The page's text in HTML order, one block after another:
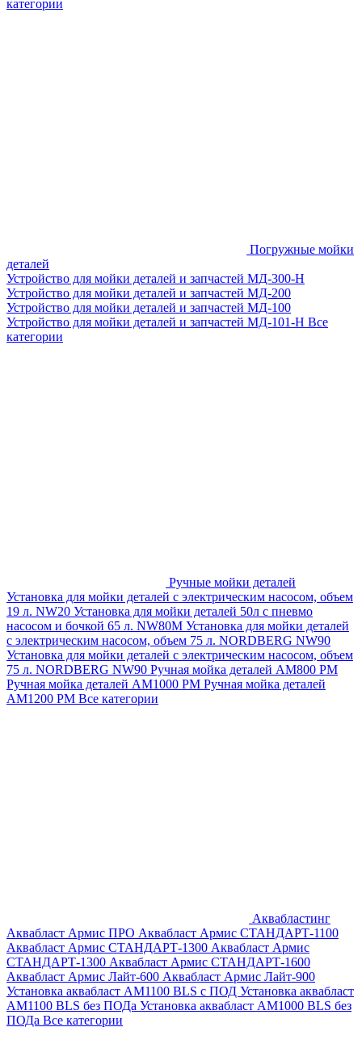
категории
Погружные мойки
деталей
Устройство для мойки деталей и запчастей МД-300-H
Устройство для мойки деталей и запчастей МД-200
Устройство для мойки деталей и запчастей МД-100
Устройство для мойки деталей и запчастей МД-101-Н Все
категории
Ручные мойки деталей
Установка для мойки деталей с электрическим насосом, объем
19 л. NW20 Установка для мойки деталей 50л с пневмо
насосом и бочкой 65 л. NW80M Установка для мойки деталей
с электрическим насосом, объем 75 л. NORDBERG NW90
Установка для мойки деталей с электрическим насосом, объем
75 л. NORDBERG NW90 Ручная мойка деталей АМ800 РМ
Ручная мойка деталей АМ1000 РМ Ручная мойка деталей
АМ1200 РМ Все категории
Аквабластинг
Аквабласт Армис ПРО Аквабласт Армис СТАНДАРТ-1100
Аквабласт Армис СТАНДАРТ-1300 Аквабласт Армис
СТАНДАРТ-1300 Аквабласт Армис СТАНДАРТ-1600
Аквабласт Армис Лайт-600 Аквабласт Армис Лайт-900
Установка аквабласт AM1100 BLS с ПОД Установка аквабласт
AM1100 BLS без ПОДа Установка аквабласт AM1000 BLS без
ПОДа Все категории